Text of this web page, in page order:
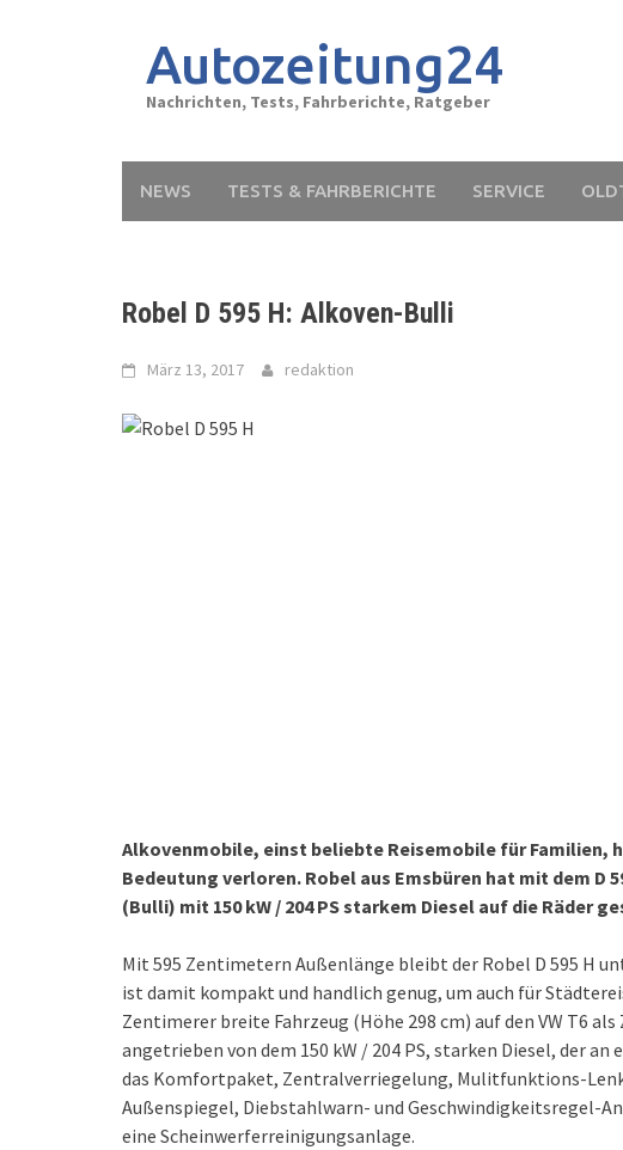
Autozeitung24
Nachrichten, Tests, Fahrberichte, Ratgeber
NEWS TESTS & FAHRBERICHTE SERVICE
Robel D 595 H: Alkoven-Bulli
März 13, 2017 redaktion
Alkovenmobile, einst beliebte Reisemobile für Familien,
Bedeutung verloren. Robel aus Emsbüren hat mit dem D
(Bulli) mit 150 kW / 204 PS starkem Diesel auf die Räder
Mit 595 Zentimetern Außenlänge bleibt der Robel D 595 H
ist damit kompakt und handlich genug, um auch für
Zentimerer breite Fahrzeug (Höhe 298 cm) auf den VW T6
angetrieben von dem 150 kW / 204 PS, starken Diesel, der
das Komfortpaket, Zentralverriegelung, Mulitfunktions-
Außenspiegel, Diebstahlwarn- und Geschwindigkeitsregel-
eine Scheinwerferreinigungsanlage.